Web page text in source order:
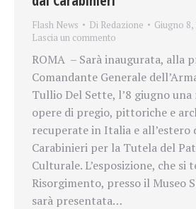
Flash News Di Redazione
Giugno 8,
Lascia un commento
ROMA – Sarà inaugurata, alla
Comandante Generale
Tullio Del Sette, l’8 giugno
opere di pregio, pittoriche e
recuperate in Italia e all’estero
Carabinieri per la Tutela del
Culturale. L’esposizione, che si
Risorgimento, presso il Museo
sarà presentata…